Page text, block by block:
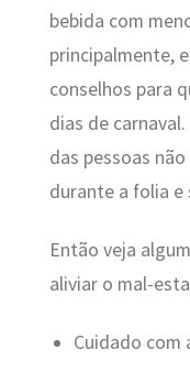
bebida com
principalmente,
conselhos para
dias de
das pessoas
durante a folia e
Então veja
aliviar o mal-
Cuidado com